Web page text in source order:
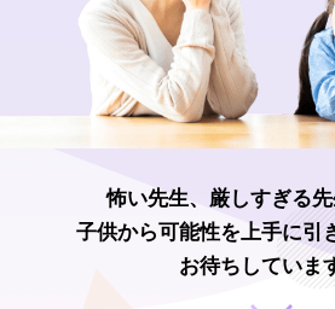
怖い先生、厳しすぎる先
子供から可能性を上手に引
お待ちしていま